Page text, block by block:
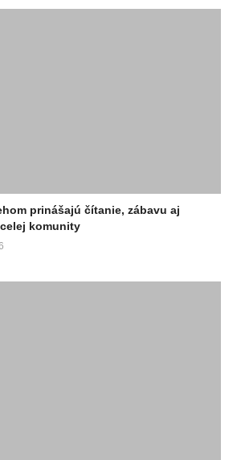
prinášajú čítanie, zábavu aj
komunity